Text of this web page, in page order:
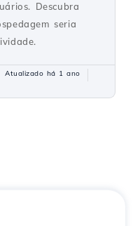
Descubra
seria
Atualizado há 1 ano